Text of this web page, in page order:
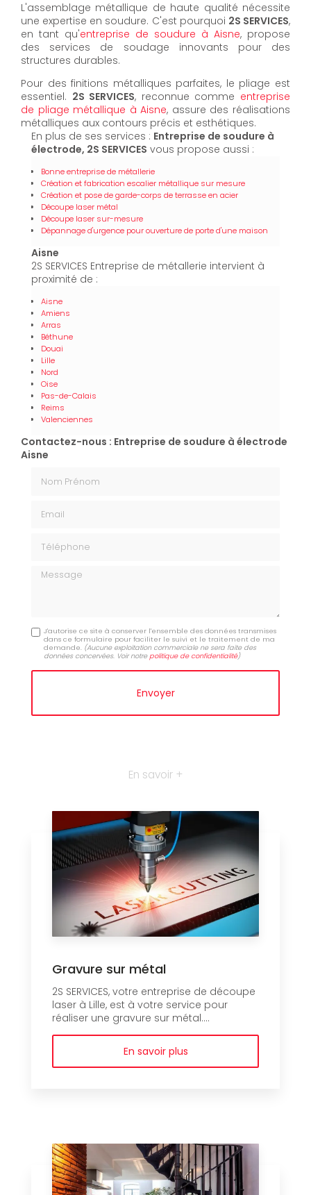
L'assemblage métallique de haute qualité nécessite
une expertise en soudure. C'est pourquoi 2S SERVICES,
en tant qu'entreprise de soudure à Aisne, propose
des services de soudage innovants pour des
structures durables.
Pour des finitions métalliques parfaites, le pliage est
essentiel. 2S SERVICES, reconnue comme entreprise
de pliage métallique à Aisne, assure des réalisations
métalliques aux contours précis et esthétiques.
En plus de ses services : Entreprise de soudure à
électrode, 2S SERVICES vous propose aussi :
Bonne entreprise de métallerie
Création et fabrication escalier métallique sur mesure
Création et pose de garde-corps de terrasse en acier
Découpe laser métal
Découpe laser sur-mesure
Dépannage d'urgence pour ouverture de porte d'une maison
Aisne
2S SERVICES Entreprise de métallerie intervient à
proximité de :
Aisne
Amiens
Arras
Béthune
Douai
Lille
Nord
Oise
Pas-de-Calais
Reims
Valenciennes
Contactez-nous : Entreprise de soudure à électrode
Aisne
Message
J'autorise ce site à conserver l'ensemble des données transmises
dans ce formulaire pour faciliter le suivi et le traitement de ma
demande. (Aucune exploitation commerciale ne sera faite des
données concervées. Voir notrepolitique de confidentialité)
En savoir +
Gravure sur métal
2S SERVICES, votre entreprise de découpe
laser à Lille, est à votre service pour
réaliser une gravure sur métal....
En savoir plus